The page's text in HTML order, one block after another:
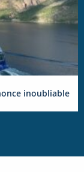
inoubliable